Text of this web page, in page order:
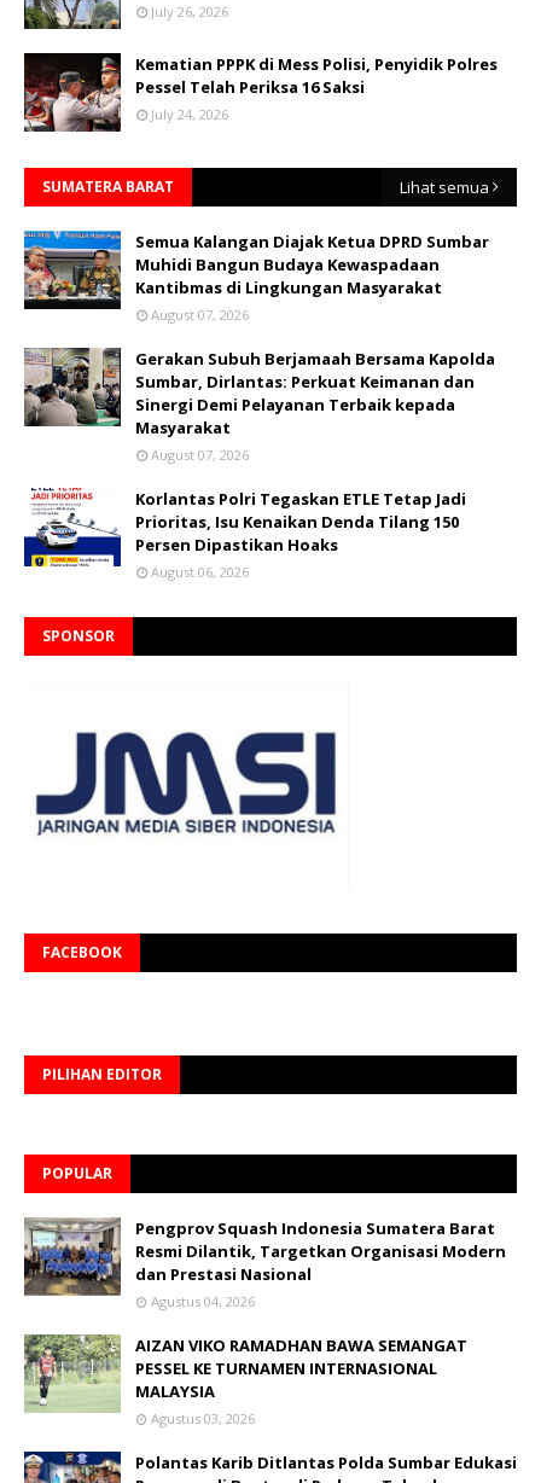
July 26, 2026
Kematian PPPK di Mess Polisi, Penyidik Polres
Pessel Telah Periksa 16 Saksi
July 24, 2026
SUMATERA BARAT Lihat semua
Semua Kalangan Diajak Ketua DPRD Sumbar
Muhidi Bangun Budaya Kewaspadaan
Kantibmas di Lingkungan Masyarakat
August 07, 2026
Gerakan Subuh Berjamaah Bersama Kapolda
Sumbar, Dirlantas: Perkuat Keimanan dan
Sinergi Demi Pelayanan Terbaik kepada
Masyarakat
August 07, 2026
Korlantas Polri Tegaskan ETLE Tetap Jadi
Prioritas, Isu Kenaikan Denda Tilang 150
Persen Dipastikan Hoaks
August 06, 2026
SPONSOR
FACEBOOK
PILIHAN EDITOR
POPULAR
Pengprov Squash Indonesia Sumatera Barat
Resmi Dilantik, Targetkan Organisasi Modern
dan Prestasi Nasional
Agustus 04, 2026
AIZAN VIKO RAMADHAN BAWA SEMANGAT
PESSEL KE TURNAMEN INTERNASIONAL
MALAYSIA
Agustus 03, 2026
Polantas Karib Ditlantas Polda Sumbar Edukasi